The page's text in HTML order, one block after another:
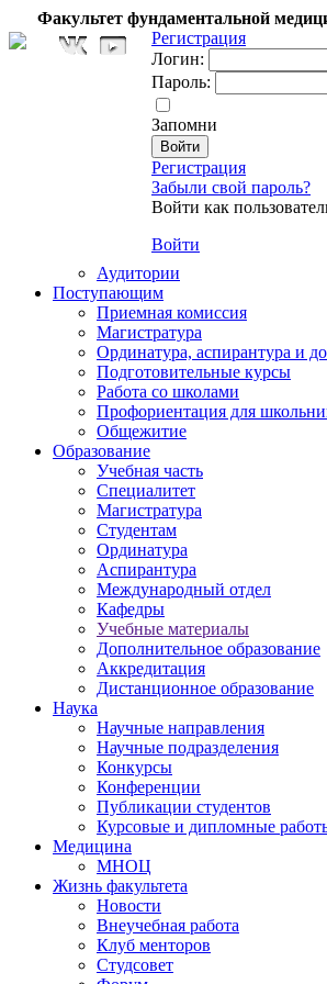
Факультет фундаментальной
Регистрация
Логин:
Пароль:
Запомни
Регистрация
Забыли свой пароль?
Войти как
Войти
Аудитории
Поступающим
Приемная комиссия
Магистратура
Ординатура, аспирантура и
Подготовительные курсы
Работа со школами
Профориентация для
Общежитие
Образование
Учебная часть
Специалитет
Магистратура
Студентам
Ординатура
Аспирантура
Международный отдел
Кафедры
Учебные материалы
Дополнительное образование
Аккредитация
Дистанционное образование
Наука
Научные направления
Научные подразделения
Конкурсы
Конференции
Публикации студентов
Курсовые и дипломные
Медицина
МНОЦ
Жизнь факультета
Новости
Внеучебная работа
Клуб менторов
Студсовет